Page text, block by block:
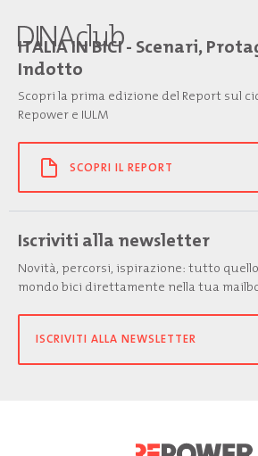
ITALIA IN BICI - Scenari,
Indotto
Scopri la prima edizione del Report sul
Repower e IULM
SCOPRI IL REPORT
Iscriviti alla newsletter
Novità, percorsi, ispirazione: tutto
mondo bici direttamente nella tua
ISCRIVITI ALLA NEWSLETTER